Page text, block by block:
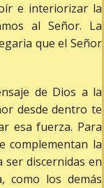
e interiorizar la
al Señor. La
que el Señor
de Dios a la
desde dentro te
esa fuerza. Para
complementan la
ser discernidas en
como los demás